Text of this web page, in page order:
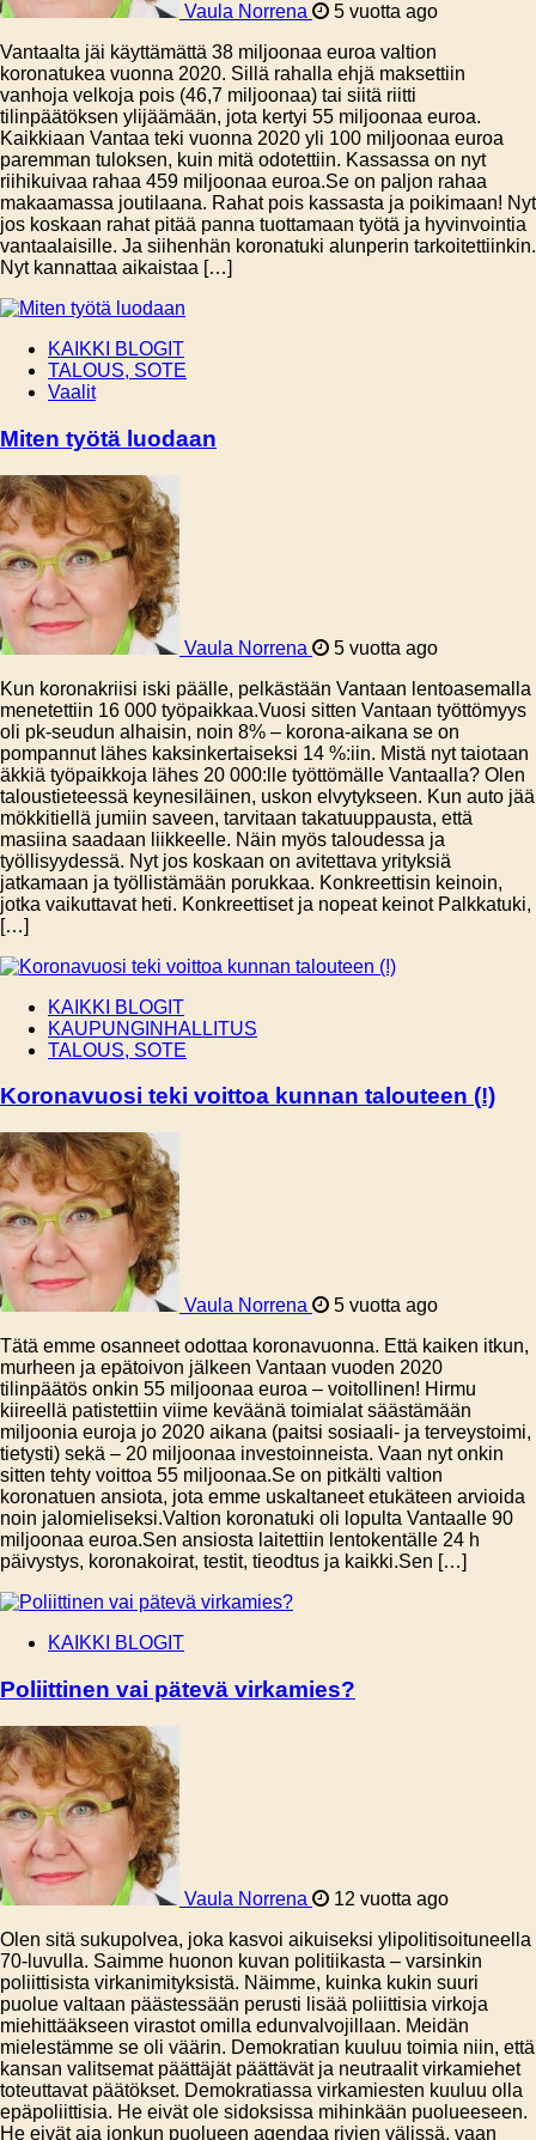
Vaula Norrena
5 vuotta ago
Vantaalta jäi käyttämättä 38 miljoonaa euroa valtion
koronatukea vuonna 2020. Sillä rahalla ehjä maksettiin
vanhoja velkoja pois (46,7 miljoonaa) tai siitä riitti
tilinpäätöksen ylijäämään, jota kertyi 55 miljoonaa euroa.
Kaikkiaan Vantaa teki vuonna 2020 yli 100 miljoonaa euroa
paremman tuloksen, kuin mitä odotettiin. Kassassa on nyt
riihikuivaa rahaa 459 miljoonaa euroa.Se on paljon rahaa
makaamassa joutilaana. Rahat pois kassasta ja poikimaan! Nyt
jos koskaan rahat pitää panna tuottamaan työtä ja hyvinvointia
vantaalaisille. Ja siihenhän koronatuki alunperin tarkoitettiinkin.
Nyt kannattaa aikaistaa […]
KAIKKI BLOGIT
TALOUS, SOTE
Vaalit
Miten työtä luodaan
Vaula Norrena
5 vuotta ago
Kun koronakriisi iski päälle, pelkästään Vantaan lentoasemalla
menetettiin 16 000 työpaikkaa.Vuosi sitten Vantaan työttömyys
oli pk-seudun alhaisin, noin 8% – korona-aikana se on
pompannut lähes kaksinkertaiseksi 14 %:iin. Mistä nyt taiotaan
äkkiä työpaikkoja lähes 20 000:lle työttömälle Vantaalla? Olen
taloustieteessä keynesiläinen, uskon elvytykseen. Kun auto jää
mökkitiellä jumiin saveen, tarvitaan takatuuppausta, että
masiina saadaan liikkeelle. Näin myös taloudessa ja
työllisyydessä. Nyt jos koskaan on avitettava yrityksiä
jatkamaan ja työllistämään porukkaa. Konkreettisin keinoin,
jotka vaikuttavat heti. Konkreettiset ja nopeat keinot Palkkatuki,
[…]
KAIKKI BLOGIT
KAUPUNGINHALLITUS
TALOUS, SOTE
Koronavuosi teki voittoa kunnan talouteen (!)
Vaula Norrena
5 vuotta ago
Tätä emme osanneet odottaa koronavuonna. Että kaiken itkun,
murheen ja epätoivon jälkeen Vantaan vuoden 2020
tilinpäätös onkin 55 miljoonaa euroa – voitollinen! Hirmu
kiireellä patistettiin viime keväänä toimialat säästämään
miljoonia euroja jo 2020 aikana (paitsi sosiaali- ja terveystoimi,
tietysti) sekä – 20 miljoonaa investoinneista. Vaan nyt onkin
sitten tehty voittoa 55 miljoonaa.Se on pitkälti valtion
koronatuen ansiota, jota emme uskaltaneet etukäteen arvioida
noin jalomieliseksi.Valtion koronatuki oli lopulta Vantaalle 90
miljoonaa euroa.Sen ansiosta laitettiin lentokentälle 24 h
päivystys, koronakoirat, testit, tieodtus ja kaikki.Sen […]
KAIKKI BLOGIT
Poliittinen vai pätevä virkamies?
Vaula Norrena
12 vuotta ago
Olen sitä sukupolvea, joka kasvoi aikuiseksi ylipolitisoituneella
70-luvulla. Saimme huonon kuvan politiikasta – varsinkin
poliittisista virkanimityksistä. Näimme, kuinka kukin suuri
puolue valtaan päästessään perusti lisää poliittisia virkoja
miehittääkseen virastot omilla edunvalvojillaan. Meidän
mielestämme se oli väärin. Demokratian kuuluu toimia niin, että
kansan valitsemat päättäjät päättävät ja neutraalit virkamiehet
toteuttavat päätökset. Demokratiassa virkamiesten kuuluu olla
epäpoliittisia. He eivät ole sidoksissa mihinkään puolueeseen.
He eivät aja jonkun puolueen agendaa rivien välissä, vaan